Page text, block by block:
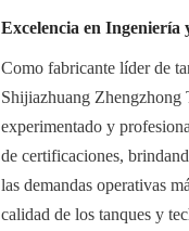
Excelencia en
Como fabricante líder de
Shijiazhuang Zhengzhong
experimentado y
de certificaciones,
las demandas operativas
calidad de los tanques y